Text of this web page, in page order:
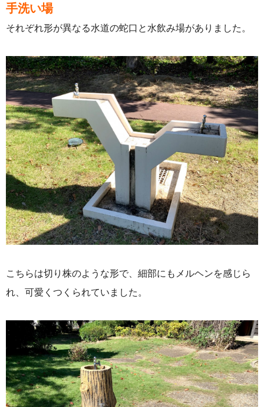
手洗い場
それぞれ形が異なる水道の蛇口と水飲み場がありました。
こちらは切り株のような形で、細部にもメルヘンを感じら
れ、可愛くつくられていました。